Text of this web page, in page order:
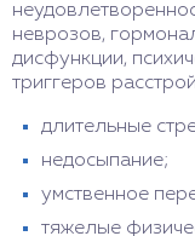
неврозов,
дисфункции,
триггеров
длительные
недосыпание;
умственное
тяжелые